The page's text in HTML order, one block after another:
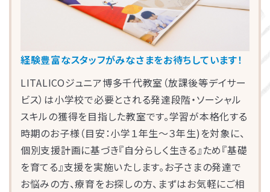
経験豊富なスタッフがみなさまをお待ちしています！
LITALICOジュニア博多千代教室（放課後等デイサー
ビス）は小学校で必要とされる発達段階・ソーシャル
スキルの獲得を目指した教室です。学習が本格化する
時期のお子様（目安：小学１年生〜３年生)を対象に、
個別支援計画に基づき『自分らしく生きる』ため『基礎
を育てる』支援を実施いたします。お子さまの発達で
お悩みの方、療育をお探しの方、まずはお気軽にご相
員の育成・サポートを行っています。